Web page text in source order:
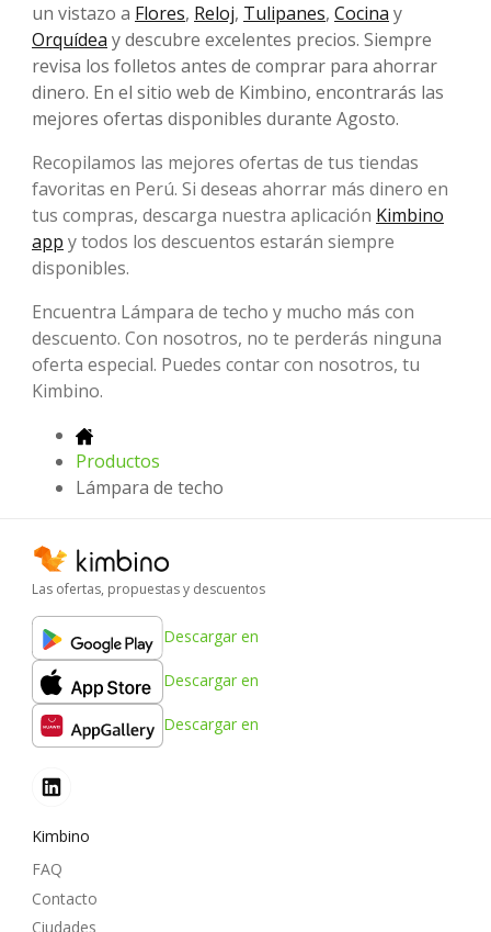
un vistazo a Flores, Reloj, Tulipanes, Cocina y
Orquídea y descubre excelentes precios. Siempre
revisa los folletos antes de comprar para ahorrar
dinero. En el sitio web de Kimbino, encontrarás las
mejores ofertas disponibles durante Agosto.
Recopilamos las mejores ofertas de tus tiendas
favoritas en Perú. Si deseas ahorrar más dinero en
tus compras, descarga nuestra aplicación Kimbino
app y todos los descuentos estarán siempre
disponibles.
Encuentra Lámpara de techo y mucho más con
descuento. Con nosotros, no te perderás ninguna
oferta especial. Puedes contar con nosotros, tu
Kimbino.
Productos
Lámpara de techo
Las ofertas, propuestas y descuentos
Descargar en
Descargar en
Descargar en
Kimbino
FAQ
Contacto
Ciudades